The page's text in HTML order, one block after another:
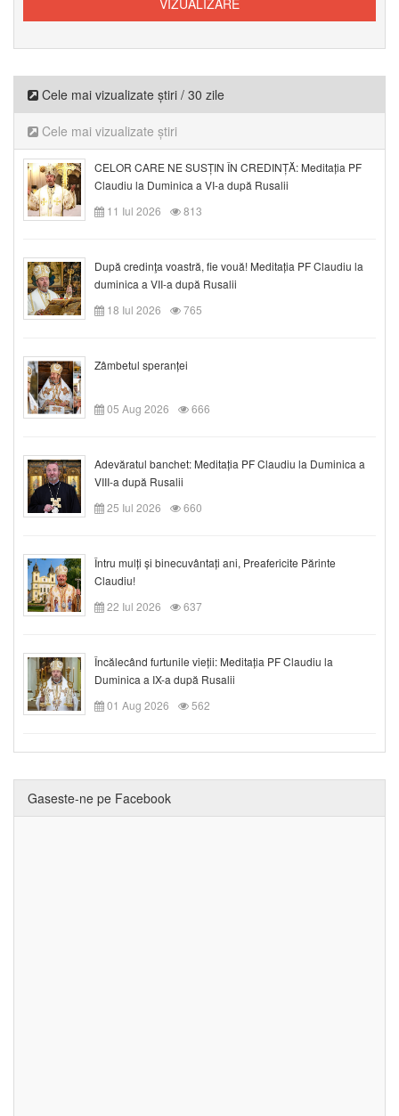
Cele mai vizualizate știri / 30 zile
Cele mai vizualizate știri
CELOR CARE NE SUSȚIN ÎN CREDINȚĂ: Meditația PF
Claudiu la Duminica a VI-a după Rusalii
11 Iul 2026
813
După credinţa voastră, fie vouă! Meditația PF Claudiu la
duminica a VII-a după Rusalii
18 Iul 2026
765
Zâmbetul speranței
05 Aug 2026 666
Adevăratul banchet: Meditația PF Claudiu la Duminica a
VIII-a după Rusalii
25 Iul 2026
660
Întru mulți și binecuvântați ani, Preafericite Părinte
Claudiu!
22 Iul 2026
637
Încălecând furtunile vieții: Meditația PF Claudiu la
Duminica a IX-a după Rusalii
01 Aug 2026
562
Gaseste-ne pe Facebook